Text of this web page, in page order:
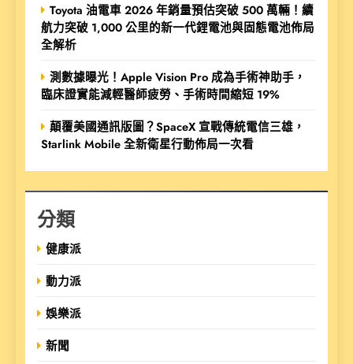
Toyota 油電車 2026 年銷量預估突破 500 萬輛！續
航力突破 1,000 公里的新一代鋰電池與固態電池佈局
全解析
測數據曝光！Apple Vision Pro 成為手術神助手，
臨床證實能減輕醫師疲勞、手術時間縮短 19%
顛覆美國通訊版圖？SpaceX 宣戰傳統電信三雄，
Starlink Mobile 全新衛星行動佈局一次看
分類
健康派
動力派
娛樂派
新聞